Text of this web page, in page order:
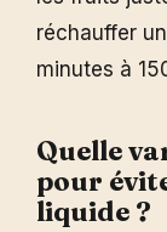
réchauffer
minutes à
Quelle
pour
liquide ?